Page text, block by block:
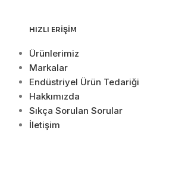
HIZLI ERIŞIM
Ürünlerimiz
Markalar
Endüstriyel Ürün Tedariği
Hakkımızda
Sıkça Sorulan Sorular
İletişim